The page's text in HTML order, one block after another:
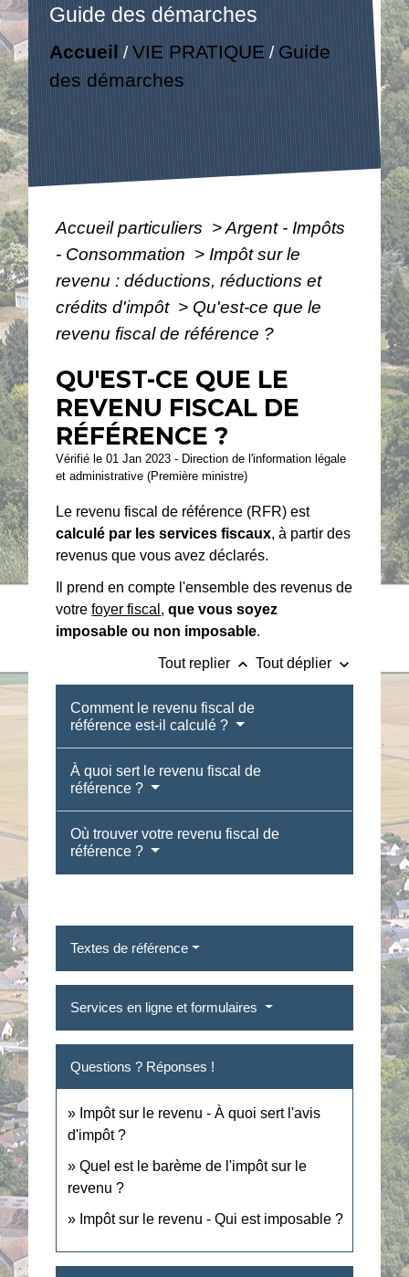
Guide des démarches
Accueil /VIE PRATIQUE / Guide
des démarches
Accueil particuliers >Argent - Impôts
- Consommation > Impôt sur le
revenu : déductions, réductions et
crédits d'impôt > Qu'est-ce que le
revenu fiscal de référence ?
QU'EST-CE QUE LE
REVENU FISCAL DE
RÉFÉRENCE ?
Vérifié le 01 Jan 2023 - Direction de l'information légale
et administrative (Première ministre)
Le revenu fiscal de référence (RFR) est
calculé par les services fiscaux, à partir des
revenus que vous avez déclarés.
Il prend en compte l'ensemble des revenus de
votrefoyer fiscal ,que vous soyez
imposable ou non imposable.
Tout replier keyboard_arrow_up Tout déplier keyboard_arrow_down
Comment le revenu fiscal de
référence est-il calculé ?
À quoi sert le revenu fiscal de
référence ?
Où trouver votre revenu fiscal de
référence ?
Textes de référence
Services en ligne et formulaires
Questions ? Réponses !
Impôt sur le revenu - À quoi sert l'avis
d'impôt ?
Quel est le barème de l'impôt sur le
revenu ?
Impôt sur le revenu - Qui est imposable ?